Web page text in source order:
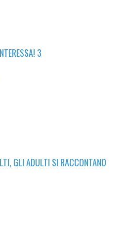
3
GLI ADULTI SI RACCONTANO